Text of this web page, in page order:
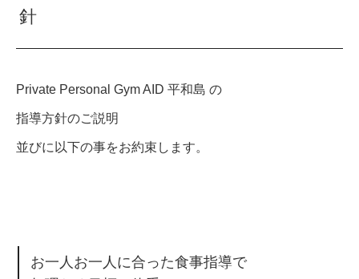
針
Private Personal Gym AID 平和島 の
指導方針のご説明
並びに以下の事をお約束します。
お一人お一人に合った食事指導で